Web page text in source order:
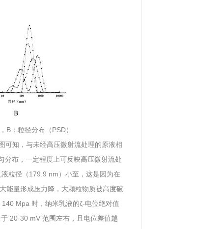
B：粒径分布（PSD）
可知，与未经高压微射流处理的原液相
分布，一定程度上可反映高压微射流处
粒径（179.9 nm）小至，这是因为在
能量形成压力降，大颗粒物质被高度破
Mpa 时，纳米乳液的ζ-电位绝对值
20-30 mV 范围左右，且电位差值越